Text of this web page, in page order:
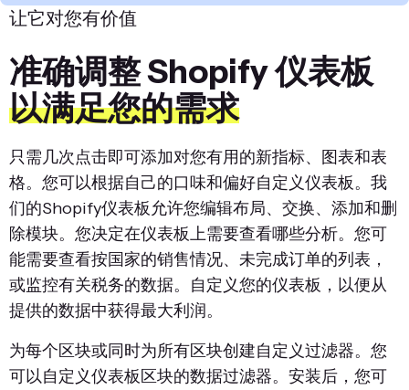
让它对您有价值
准确调整 Shopify 仪表板
以满足您的需求
只需几次点击即可添加对您有用的新指标、图表和表
格。您可以根据自己的口味和偏好自定义仪表板。我
们的Shopify仪表板允许您编辑布局、交换、添加和删
除模块。您决定在仪表板上需要查看哪些分析。您可
能需要查看按国家的销售情况、未完成订单的列表，
或监控有关税务的数据。自定义您的仪表板，以便从
提供的数据中获得最大利润。
为每个区块或同时为所有区块创建自定义过滤器。您
可以自定义仪表板区块的数据过滤器。安装后，您可